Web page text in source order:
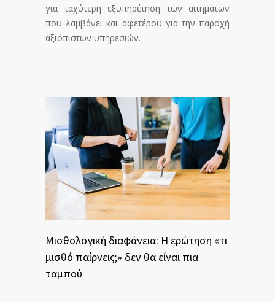
για ταχύτερη εξυπηρέτηση των αιτημάτων
που λαμβάνει και αφετέρου για την παροχή
αξιόπιστων υπηρεσιών.
Μισθολογική διαφάνεια: Η ερώτηση «τι
μισθό παίρνεις;» δεν θα είναι πια
ταμπού